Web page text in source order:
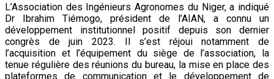
L’Association des Ingénieurs Agronomes du Niger, a indiqué
Dr Ibrahim Tiémogo, président de l’AIAN, a connu un
développement institutionnel positif depuis son dernier
congrès de juin 2023. Il s’est réjoui notamment de
l’acquisition et l’équipement du siège de l’association, la
tenue régulière des réunions du bureau, la mise en place des
plateformes de communication et le développement de